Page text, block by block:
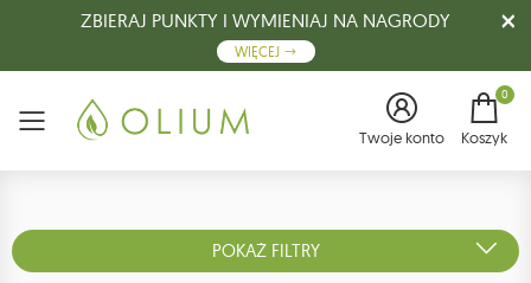
ZBIERAJ PUNKTY I WYMIENIAJ NA NAGRODY
WIĘCEJ
Menu Twoje konto
0
Koszyk
POKAŻ FILTRY